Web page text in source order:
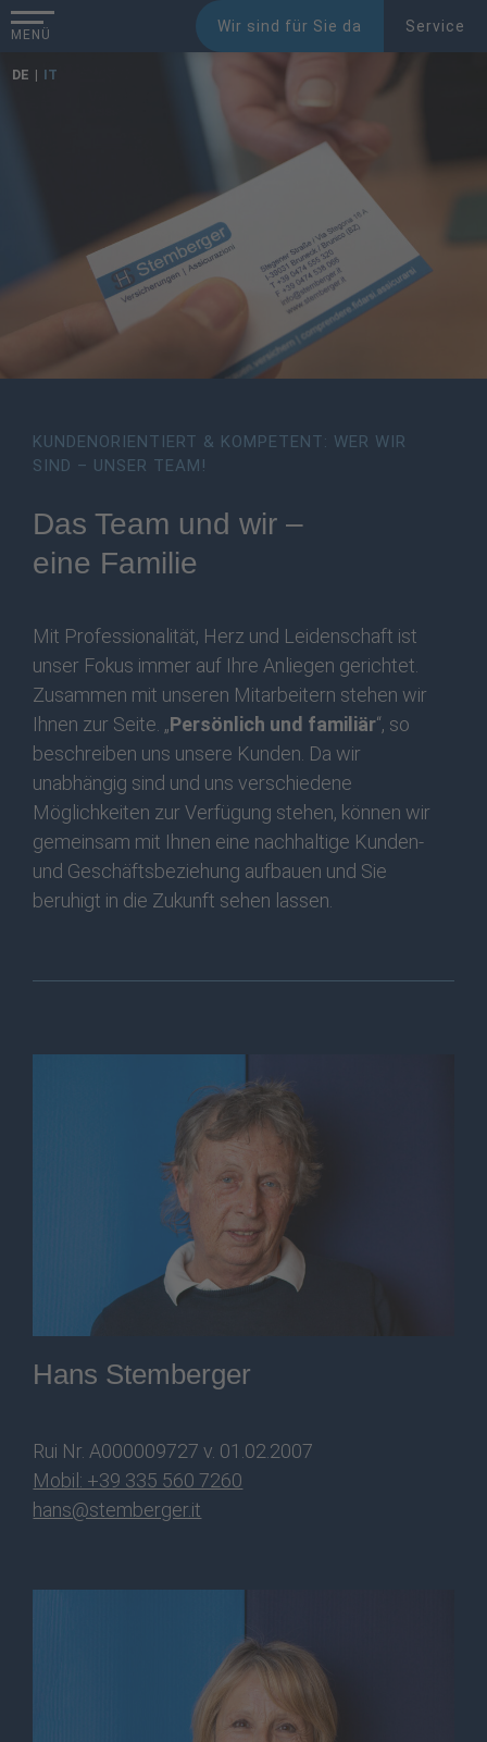
MENÜ Wir sind für Sie da Service
DE IT
KUNDENORIENTIERT & KOMPETENT: WER WIR
SIND – UNSER TEAM!
Das Team und wir –
eine Familie
Mit Professionalität, Herz und Leidenschaft ist
unser Fokus immer auf Ihre Anliegen gerichtet.
Zusammen mit unseren Mitarbeitern stehen wir
Ihnen zur Seite. „Persönlich und familiär“, so
beschreiben uns unsere Kunden. Da wir
unabhängig sind und uns verschiedene
Möglichkeiten zur Verfügung stehen, können wir
gemeinsam mit Ihnen eine nachhaltige Kunden-
und Geschäftsbeziehung aufbauen und Sie
beruhigt in die Zukunft sehen lassen.
Hans Stemberger
Rui Nr. A000009727 v. 01.02.2007
Mobil: +39 335 560 7260
hans@stemberger.it